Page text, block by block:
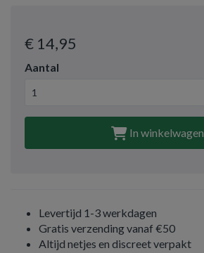
€ 14,95
Aantal
In winkelwagen
Levertijd 1-3 werkdagen
Gratis verzending vanaf €50
Altijd netjes en discreet verpakt